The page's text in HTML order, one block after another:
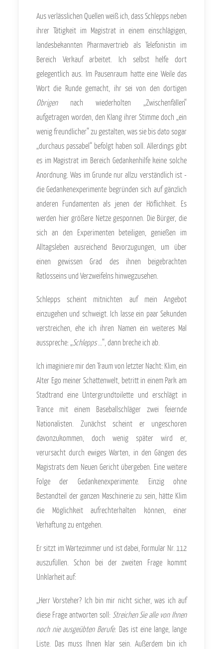
Aus verlässlichen Quellen weiß ich, dass Schlepps neben
ihrer Tätigkeit im Magistrat in einem einschlägigen,
landesbekannten Pharmavertrieb als Telefonistin im
Bereich Verkauf arbeitet. Ich selbst helfe dort
gelegentlich aus. Im Pausenraum hatte eine Weile das
Wort die Runde gemacht, ihr sei von den dortigen
Obrigennach wiederholten „Zwischenfällen“
aufgetragen worden, den Klang ihrer Stimme doch „ein
wenig freundlicher“ zu gestalten, was sie bis dato sogar
„durchaus passabel“ befolgt haben soll. Allerdings gibt
es im Magistrat im Bereich Gedankenhilfe keine solche
Anordnung. Was im Grunde nur allzu verständlich ist -
die Gedankenexperimente begründen sich auf gänzlich
anderen Fundamenten als jenen der Höflichkeit. Es
werden hier größere Netze gesponnen. Die Bürger, die
sich an den Experimenten beteiligen, genießen im
Alltagsleben ausreichend Bevorzugungen, um über
einen gewissen Grad des ihnen beigebrachten
Ratlosseins und Verzweifelns hinwegzusehen.
Schlepps scheint mitnichten auf mein Angebot
einzugehen und schweigt. Ich lasse ein paar Sekunden
verstreichen, ehe ich ihren Namen ein weiteres Mal
ausspreche: „Schlepps…“, dann breche ich ab.
Ich imaginiere mir den Traum von letzter Nacht: Klim, ein
Alter Ego meiner Schattenwelt, betritt in einem Park am
Stadtrand eine Untergrundtoilette und erschlägt in
Trance mit einem Baseballschläger zwei feiernde
Nationalisten. Zunächst scheint er ungeschoren
davonzukommen, doch wenig später wird er,
verursacht durch ewiges Warten, in den Gängen des
Magistrats dem Neuen Gericht übergeben. Eine weitere
Folge der Gedankenexperimente. Einzig ohne
Bestandteil der ganzen Maschinerie zu sein, hätte Klim
die Möglichkeit aufrechterhalten können, einer
Verhaftung zu entgehen.
Er sitzt im Wartezimmer und ist dabei, Formular Nr. 112
auszufüllen. Schon bei der zweiten Frage kommt
Unklarheit auf:
„Herr Vorsteher? Ich bin mir nicht sicher, was ich auf
diese Frage antworten soll: Streichen Sie alle von Ihnen
noch nie ausgeübten Berufe. Das ist eine lange, lange
Liste. Das muss Ihnen klar sein. Außerdem bin ich